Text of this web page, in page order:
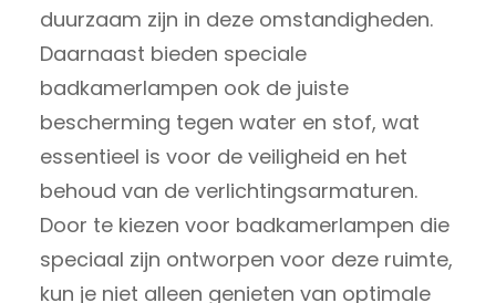
duurzaam zijn in deze omstandigheden.
Daarnaast bieden speciale
badkamerlampen ook de juiste
bescherming tegen water en stof, wat
essentieel is voor de veiligheid en het
behoud van de verlichtingsarmaturen.
Door te kiezen voor badkamerlampen die
speciaal zijn ontworpen voor deze ruimte,
kun je niet alleen genieten van optimale